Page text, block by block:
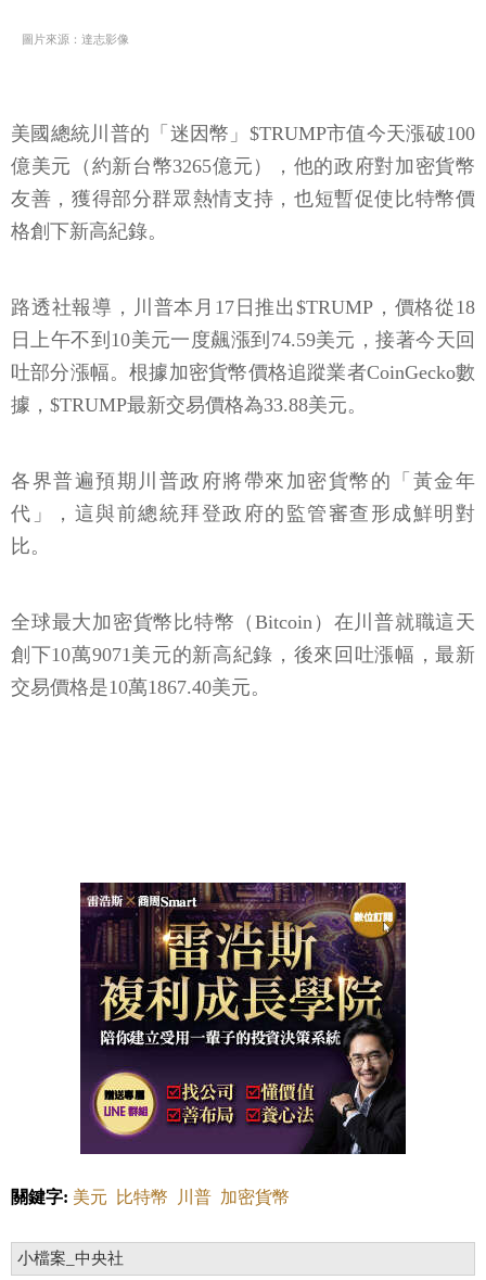
圖片來源：達志影像
美國總統川普的「迷因幣」$TRUMP市值今天漲破100
億美元（約新台幣3265億元），他的政府對加密貨幣
友善，獲得部分群眾熱情支持，也短暫促使比特幣價
格創下新高紀錄。
路透社報導，川普本月17日推出$TRUMP，價格從18
日上午不到10美元一度飆漲到74.59美元，接著今天回
吐部分漲幅。根據加密貨幣價格追蹤業者CoinGecko數
據，$TRUMP最新交易價格為33.88美元。
各界普遍預期川普政府將帶來加密貨幣的「黃金年
代」，這與前總統拜登政府的監管審查形成鮮明對
比。
全球最大加密貨幣比特幣（Bitcoin）在川普就職這天
創下10萬9071美元的新高紀錄，後來回吐漲幅，最新
交易價格是10萬1867.40美元。
關鍵字: 美元 比特幣 川普 加密貨幣
小檔案_中央社